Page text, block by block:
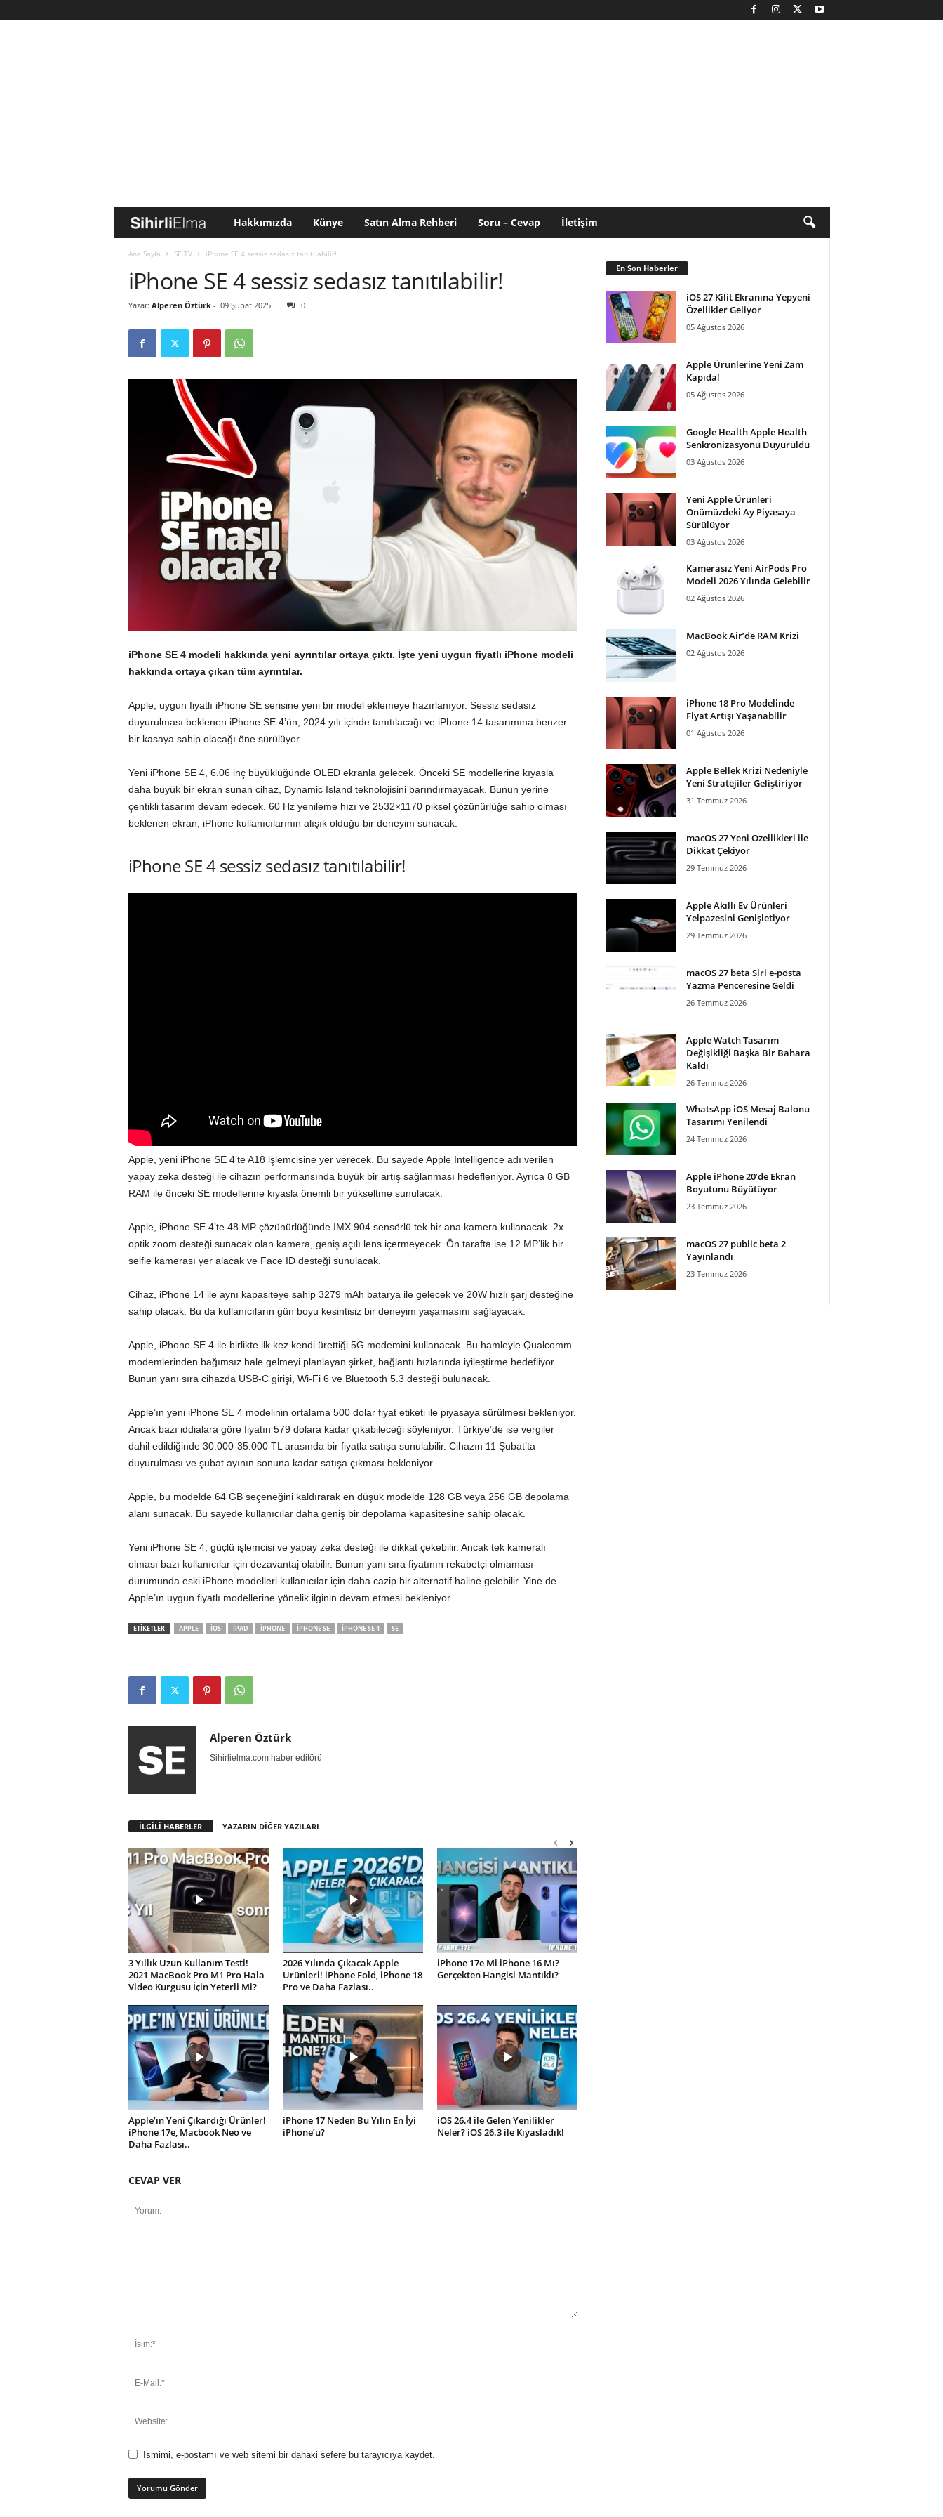
i
h
l
E
l
m
a
Hakkımızda Künye Satın Alma Rehberi Soru – Cevap İletişim
Ana Sayfa SE TV iPhone SE 4 sessiz sedasız tanıtılabilir!
iPhone SE 4 sessiz sedasız tanıtılabilir!
Yazar: Alperen Öztürk- 09 Şubat 2025 0
iPhone SE 4 modeli hakkında yeni ayrıntılar ortaya çıktı. İşte yeni uygun fiyatlı iPhone modeli
hakkında ortaya çıkan tüm ayrıntılar.
Apple, uygun fiyatlı iPhone SE serisine yeni bir model eklemeye hazırlanıyor. Sessiz sedasız
duyurulması beklenen iPhone SE 4’ün, 2024 yılı içinde tanıtılacağı ve iPhone 14 tasarımına benzer
bir kasaya sahip olacağı öne sürülüyor.
Yeni iPhone SE 4, 6.06 inç büyüklüğünde OLED ekranla gelecek. Önceki SE modellerine kıyasla
daha büyük bir ekran sunan cihaz, Dynamic Island teknolojisini barındırmayacak. Bunun yerine
çentikli tasarım devam edecek. 60 Hz yenileme hızı ve 2532×1170 piksel çözünürlüğe sahip olması
beklenen ekran, iPhone kullanıcılarının alışık olduğu bir deneyim sunacak.
iPhone SE 4 sessiz sedasız tanıtılabilir!
Apple, yeni iPhone SE 4’te A18 işlemcisine yer verecek. Bu sayede Apple Intelligence adı verilen
yapay zeka desteği ile cihazın performansında büyük bir artış sağlanması hedefleniyor. Ayrıca 8 GB
RAM ile önceki SE modellerine kıyasla önemli bir yükseltme sunulacak.
Apple, iPhone SE 4’te 48 MP çözünürlüğünde IMX 904 sensörlü tek bir ana kamera kullanacak. 2x
optik zoom desteği sunacak olan kamera, geniş açılı lens içermeyecek. Ön tarafta ise 12 MP’lik bir
selfie kamerası yer alacak ve Face ID desteği sunulacak.
Cihaz, iPhone 14 ile aynı kapasiteye sahip 3279 mAh batarya ile gelecek ve 20W hızlı şarj desteğine
sahip olacak. Bu da kullanıcıların gün boyu kesintisiz bir deneyim yaşamasını sağlayacak.
Apple, iPhone SE 4 ile birlikte ilk kez kendi ürettiği 5G modemini kullanacak. Bu hamleyle Qualcomm
modemlerinden bağımsız hale gelmeyi planlayan şirket, bağlantı hızlarında iyileştirme hedefliyor.
Bunun yanı sıra cihazda USB-C girişi, Wi-Fi 6 ve Bluetooth 5.3 desteği bulunacak.
Apple’ın yeni iPhone SE 4 modelinin ortalama 500 dolar fiyat etiketi ile piyasaya sürülmesi bekleniyor.
Ancak bazı iddialara göre fiyatın 579 dolara kadar çıkabileceği söyleniyor. Türkiye’de ise vergiler
dahil edildiğinde 30.000-35.000 TL arasında bir fiyatla satışa sunulabilir. Cihazın 11 Şubat’ta
duyurulması ve şubat ayının sonuna kadar satışa çıkması bekleniyor.
Apple, bu modelde 64 GB seçeneğini kaldırarak en düşük modelde 128 GB veya 256 GB depolama
alanı sunacak. Bu sayede kullanıcılar daha geniş bir depolama kapasitesine sahip olacak.
Yeni iPhone SE 4, güçlü işlemcisi ve yapay zeka desteği ile dikkat çekebilir. Ancak tek kameralı
olması bazı kullanıcılar için dezavantaj olabilir. Bunun yanı sıra fiyatının rekabetçi olmaması
durumunda eski iPhone modelleri kullanıcılar için daha cazip bir alternatif haline gelebilir. Yine de
Apple’ın uygun fiyatlı modellerine yönelik ilginin devam etmesi bekleniyor.
ETİKETLER APPLE IOS IPAD IPHONE IPHONE SE IPHONE SE 4 SE
Alperen Öztürk
Sihirlielma.com haber editörü
İLGİLİ HABERLER YAZARIN DİĞER YAZILARI
3 Yıllık Uzun Kullanım Testi!
2021 MacBook Pro M1 Pro Hala
Video Kurgusu İçin Yeterli Mi?
2026 Yılında Çıkacak Apple
Ürünleri! iPhone Fold, iPhone 18
Pro ve Daha Fazlası..
iPhone 17e Mi iPhone 16 Mı?
Gerçekten Hangisi Mantıklı?
Apple’ın Yeni Çıkardığı Ürünler!
iPhone 17e, Macbook Neo ve
Daha Fazlası..
iPhone 17 Neden Bu Yılın En İyi
iPhone’u?
iOS 26.4 ile Gelen Yenilikler
Neler? iOS 26.3 ile Kıyasladık!
CEVAP VER
Ismimi, e-postamı ve web sitemi bir dahaki sefere bu tarayıcıya kaydet.
En Son Haberler
iOS 27 Kilit Ekranına Yepyeni
Özellikler Geliyor
05 Ağustos 2026
Apple Ürünlerine Yeni Zam
Kapıda!
05 Ağustos 2026
Google Health Apple Health
Senkronizasyonu Duyuruldu
03 Ağustos 2026
Yeni Apple Ürünleri
Önümüzdeki Ay Piyasaya
Sürülüyor
03 Ağustos 2026
Kamerasız Yeni AirPods Pro
Modeli 2026 Yılında Gelebilir
02 Ağustos 2026
MacBook Air’de RAM Krizi
02 Ağustos 2026
iPhone 18 Pro Modelinde
Fiyat Artışı Yaşanabilir
01 Ağustos 2026
Apple Bellek Krizi Nedeniyle
Yeni Stratejiler Geliştiriyor
31 Temmuz 2026
macOS 27 Yeni Özellikleri ile
Dikkat Çekiyor
29 Temmuz 2026
Apple Akıllı Ev Ürünleri
Yelpazesini Genişletiyor
29 Temmuz 2026
macOS 27 beta Siri e-posta
Yazma Penceresine Geldi
26 Temmuz 2026
Apple Watch Tasarım
Değişikliği Başka Bir Bahara
Kaldı
26 Temmuz 2026
WhatsApp iOS Mesaj Balonu
Tasarımı Yenilendi
24 Temmuz 2026
Apple iPhone 20’de Ekran
Boyutunu Büyütüyor
23 Temmuz 2026
macOS 27 public beta 2
Yayınlandı
23 Temmuz 2026